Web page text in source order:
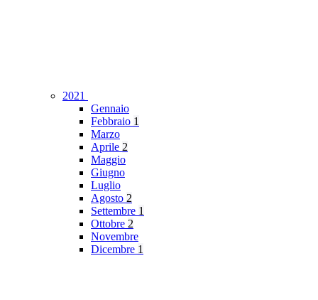
2021
Gennaio
Febbraio 1
Marzo
Aprile 2
Maggio
Giugno
Luglio
Agosto 2
Settembre 1
Ottobre 2
Novembre
Dicembre 1